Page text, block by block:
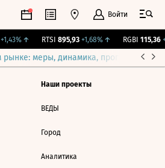
Войти
↑ RTSI 895,93 +1,68%↑ RGBI 115,36
меры, динамика, прогнозы
Наши проекты
ВЕДЫ
Город
Аналитика